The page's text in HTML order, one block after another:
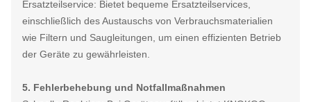
Ersatzteilservice: Bietet bequeme Ersatzteilservices,
einschließlich des Austauschs von Verbrauchsmaterialien
wie Filtern und Saugleitungen, um einen effizienten Betrieb
der Geräte zu gewährleisten.
5. Fehlerbehebung und Notfallmaßnahmen